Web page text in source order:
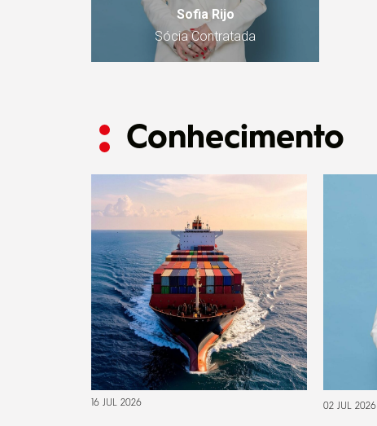
Sofia Rijo
Sócia Contratada
Conhecimento
16 JUL 2026 02 JUL 2026